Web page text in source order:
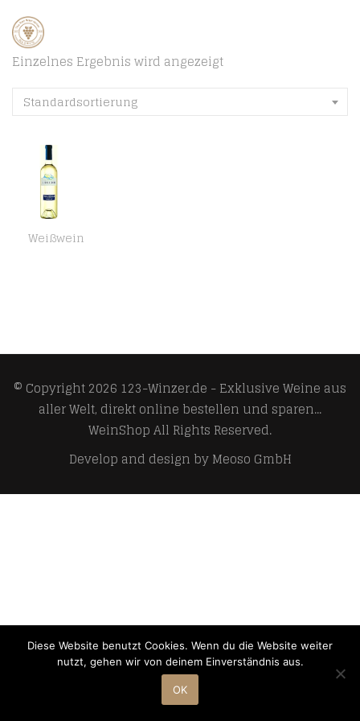
Einzelnes Ergebnis wird angezeigt
Standardsortierung
Weißwein
© Copyright 2026 123-Winzer.de - Exklusive Weine aus
aller Welt, direkt online bestellen und sparen...
WeinShopAll Rights Reserved.
Develop and design byMeoso GmbH
Diese Website benutzt Cookies. Wenn du die Website weiter
nutzt, gehen wir von deinem Einverständnis aus.
OK